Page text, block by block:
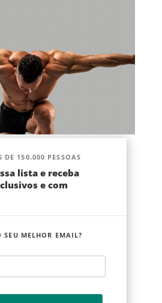
DE 150.000 PESSOAS
lista e receba
e com
SEU MELHOR EMAIL?